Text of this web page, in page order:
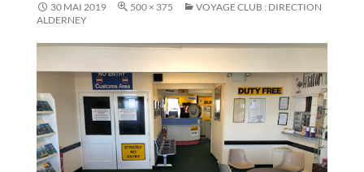
30 MAI 2019 500 × 375
VOYAGE CLUB : DIRECTION
ALDERNEY